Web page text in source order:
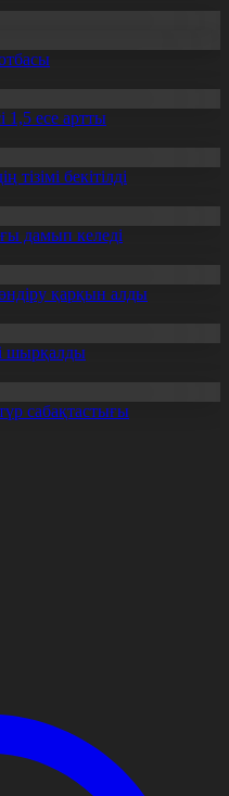
1,5 есе артты
бекітілді
дамып келеді
қарқын алды
шырқалды
сабақтастығы